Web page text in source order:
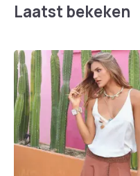
Laatst bekeken